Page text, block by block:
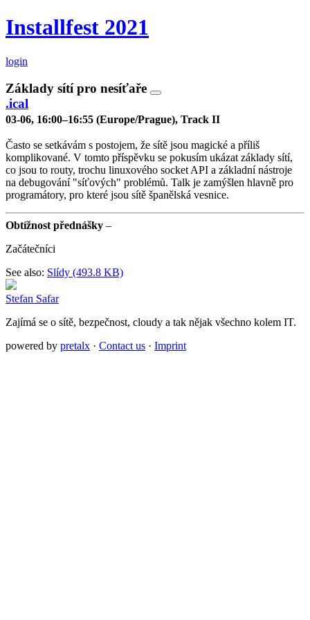
Installfest 2021
login
Základy sítí pro nesíťaře
.ical
03-06, 16:00–16:55 (Europe/Prague), Track II
Často se setkávám s postojem, že sítě jsou magické a příliš
komplikované. V tomto příspěvku se pokusím ukázat základy sítí,
co jsou to routy, trochu linuxového socket API a základní nástroje
na debugování "síťových" problémů. Talk je zamýšlen hlavně pro
programátory, pro které jsou sítě španělská vesnice.
Obtížnost přednášky –
Začátečníci
See also: Slídy (493.8 KB)
Stefan Safar
Zajímá se o sítě, bezpečnost, cloudy a tak nějak všechno kolem IT.
powered by pretalx · Contact us · Imprint